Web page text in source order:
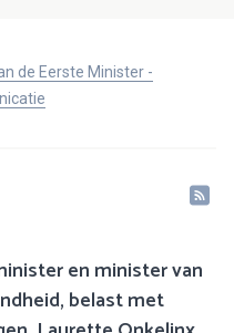
de Eerste Minister -
en minister van
belast met